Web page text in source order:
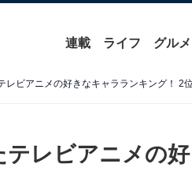
連載 ライフ グルメ
レビアニメの好きなキャラランキング！ 2
テレビアニメの